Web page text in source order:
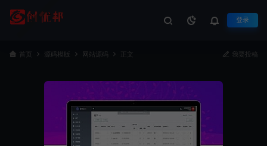
登录
首页 源码模版 网站源码 正文 我要投稿